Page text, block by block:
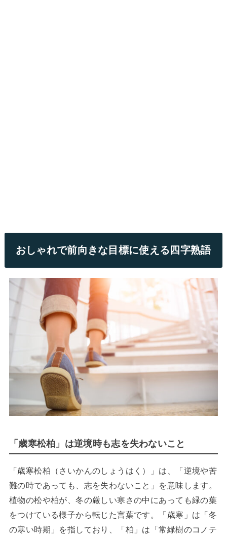
おしゃれで前向きな目標に使える四字熟語
「歳寒松柏」は逆境時も志を失わないこと
「歳寒松柏（さいかんのしょうはく）」は、「逆境や苦
難の時であっても、志を失わないこと」を意味します。
植物の松や柏が、冬の厳しい寒さの中にあっても緑の葉
をつけている様子から転じた言葉です。「歳寒」は「冬
の寒い時期」を指しており、「柏」は「常緑樹のコノテ